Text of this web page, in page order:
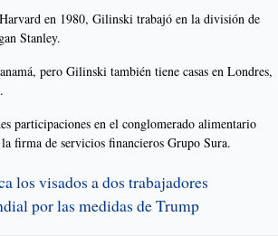
en 1980, Gilinski trabajó en la división de
Stanley.
pero Gilinski también tiene casas en Londres,
participaciones en el conglomerado alimentario
firma de servicios financieros Grupo Sura.
los visados a dos trabajadores
por las medidas de Trump